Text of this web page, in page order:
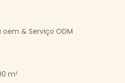
& Serviço ODM
m²